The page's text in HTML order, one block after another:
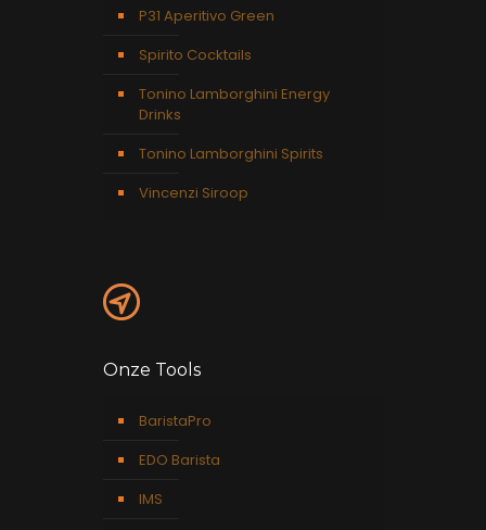
P31 Aperitivo Green
Spirito Cocktails
Tonino Lamborghini Energy
Drinks
Tonino Lamborghini Spirits
Vincenzi Siroop
Onze Tools
BaristaPro
EDO Barista
IMS